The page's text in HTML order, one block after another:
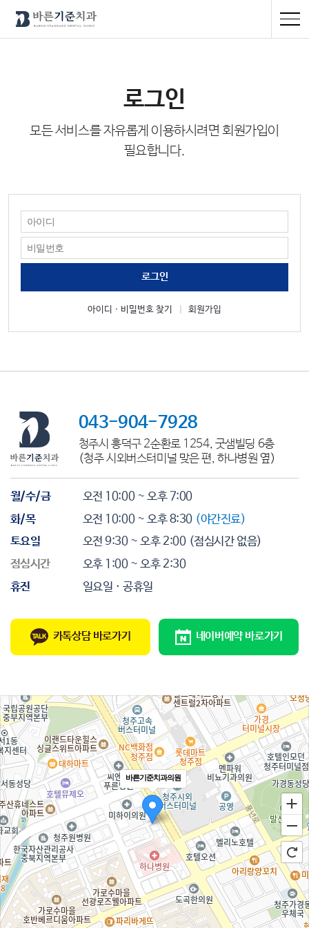
로그인
모든 서비스를 자유롭게 이용하시려면 회원가입이
필요합니다.
로그인
아이디ㆍ비밀번호 찾기 회원가입
043-904-7928
청주시 흥덕구 2순환로 1254, 굿샘빌딩 6층
(청주 시외버스터미널 맞은 편, 하나병원 옆)
월/수/금
오전 10:00 ~ 오후 7:00
화/목
오전 10:00 ~ 오후 8:30 (야간진료)
토요일
오전 9:30 ~ 오후 2:00 (점심시간 없음)
점심시간
오후 1:00 ~ 오후 2:30
휴진
일요일 · 공휴일
카톡상담 바로가기 네이버예약 바로가기
바른기준치과의원